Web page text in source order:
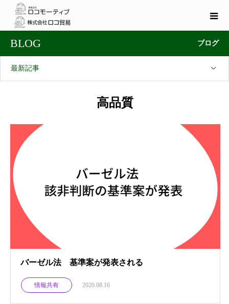
BLOG ブログ
最新記事
高品質
バーゼル法 基準案が発表される
情報共有 2020.08.16